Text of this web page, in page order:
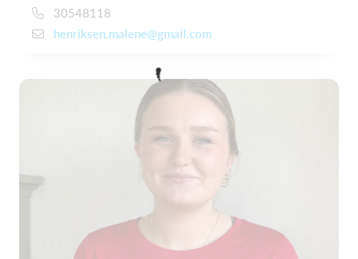
30548118
henriksen.malene@gmail.com